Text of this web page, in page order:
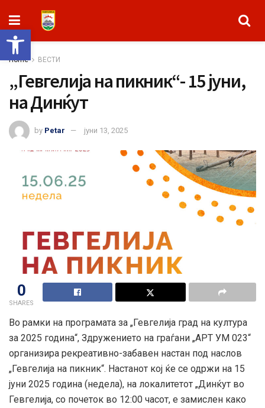
Open toolbar
Home ВЕСТИ
„Гевгелија на пикник“- 15 јуни,
на Динќут
by Petar јуни 13, 2025
0
SHARES
Во рамки на програмата за „Гевгелија град на култура
за 2025 година“, Здружението на граѓани „АРТ УМ 023“
организира рекреативно-забавен настан под наслов
„Гевгелија на пикник“. Настанот кој ќе се одржи на 15
јуни 2025 година (недела), на локалитетот „Динќут во
Гевгелија, со почеток во 12:00 часот, е замислен како